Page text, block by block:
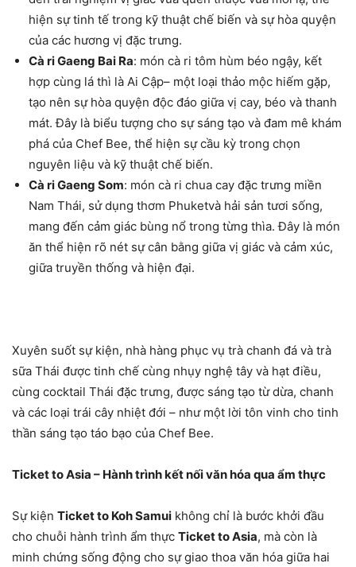
hiện sự tinh tế trong kỹ thuật chế biến và sự hòa quyện
của các hương vị đặc trưng.
Cà ri Gaeng Bai Ra: món cà ri tôm hùm béo ngậy, kết
hợp cùng lá thì là Ai Cập– một loại thảo mộc hiếm gặp,
tạo nên sự hòa quyện độc đáo giữa vị cay, béo và thanh
mát. Đây là biểu tượng cho sự sáng tạo và đam mê khám
phá của Chef Bee, thể hiện sự cầu kỳ trong chọn
nguyên liệu và kỹ thuật chế biến.
Cà ri Gaeng Som: món cà ri chua cay đặc trưng miền
Nam Thái, sử dụng thơm Phuketvà hải sản tươi sống,
mang đến cảm giác bùng nổ trong từng thìa. Đây là món
ăn thể hiện rõ nét sự cân bằng giữa vị giác và cảm xúc,
giữa truyền thống và hiện đại.
Xuyên suốt sự kiện, nhà hàng phục vụ trà chanh đá và trà
sữa Thái được tinh chế cùng nhụy nghệ tây và hạt điều,
cùng cocktail Thái đặc trưng, được sáng tạo từ dừa, chanh
và các loại trái cây nhiệt đới – như một lời tôn vinh cho tinh
thần sáng tạo táo bạo của Chef Bee.
Ticket to Asia – Hành trình kết nối văn hóa qua ẩm thực
Sự kiện Ticket to Koh Samui không chỉ là bước khởi đầu
cho chuỗi hành trình ẩm thực Ticket to Asia, mà còn là
minh chứng sống động cho sự giao thoa văn hóa giữa hai